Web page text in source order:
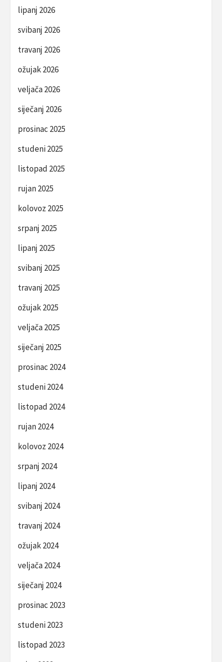
lipanj 2026
svibanj 2026
travanj 2026
ožujak 2026
veljača 2026
siječanj 2026
prosinac 2025
studeni 2025
listopad 2025
rujan 2025
kolovoz 2025
srpanj 2025
lipanj 2025
svibanj 2025
travanj 2025
ožujak 2025
veljača 2025
siječanj 2025
prosinac 2024
studeni 2024
listopad 2024
rujan 2024
kolovoz 2024
srpanj 2024
lipanj 2024
svibanj 2024
travanj 2024
ožujak 2024
veljača 2024
siječanj 2024
prosinac 2023
studeni 2023
listopad 2023